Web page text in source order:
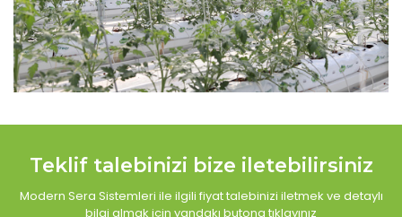
Teklif talebinizi bize iletebilirsiniz
Modern Sera Sistemleri ile ilgili fiyat talebinizi iletmek ve detaylı
bilgi almak için yandakı butona tıklayınız